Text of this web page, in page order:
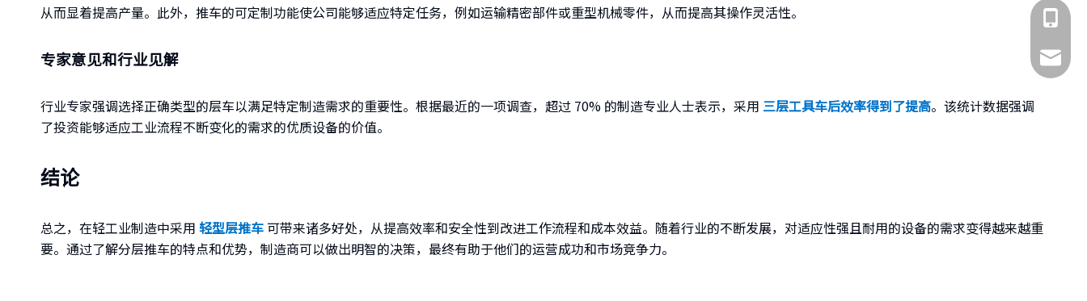
从而显着提高产量。此外，推车的可定制功能使公司能够适应特定任务，例如运输精密部件或重型机械零件，从而提高其操作灵活性。
专家意见和行业见解
行业专家强调选择正确类型的层车以满足特定制造需求的重要性。根据最近的一项调查，超过 70% 的制造专业人士表示，采用 三层工具车后效率得到了提高。该统计数据强调
了投资能够适应工业流程不断变化的需求的优质设备的价值。
结论
总之，在轻工业制造中采用 轻型层推车 可带来诸多好处，从提高效率和安全性到改进工作流程和成本效益。随着行业的不断发展，对适应性强且耐用的设备的需求变得越来越重
要。通过了解分层推车的特点和优势，制造商可以做出明智的决策，最终有助于他们的运营成功和市场竞争力。
185-